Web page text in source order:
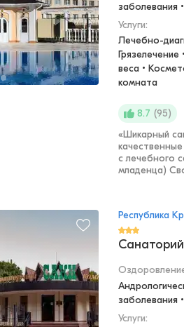
заболевания
Услуги:
Лечебно-
веса •
комната
8.7 (95)
«Шикарный
с лечебного
младенца)
Республика
заболевания
Услуги: